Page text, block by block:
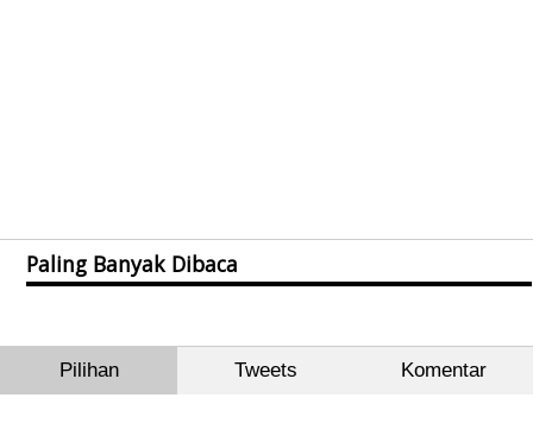
Paling Banyak Dibaca
Pilihan Tweets Komentar